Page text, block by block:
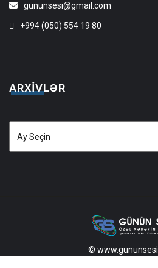
gununsesi@gmail.com
+994 (050) 554 19 80
ARXIVLƏR
Arxivlər
©